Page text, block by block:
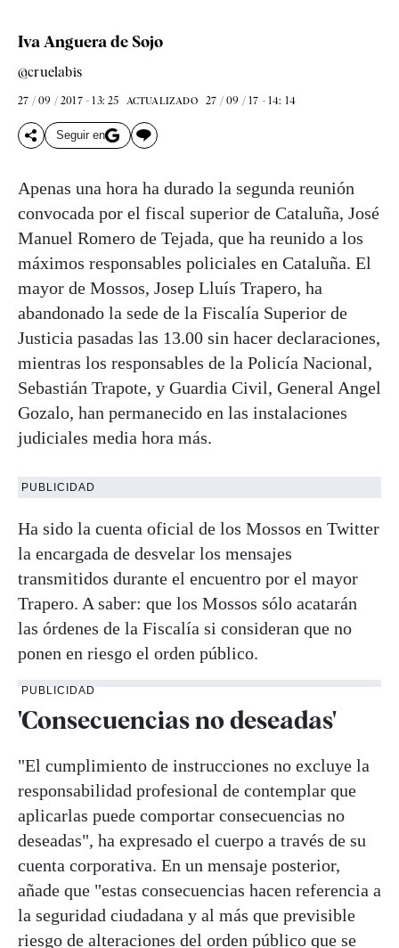
Iva Anguera de Sojo
@cruelabis
27 / 09 / 2017 - 13: 25 ACTUALIZADO 27 / 09 / 17 - 14: 14
Seguir en
Apenas una hora ha durado la segunda reunión
convocada por el fiscal superior de Cataluña, José
Manuel Romero de Tejada, que ha reunido a los
máximos responsables policiales en Cataluña. El
mayor de Mossos, Josep Lluís Trapero, ha
abandonado la sede de la Fiscalía Superior de
Justicia pasadas las 13.00 sin hacer declaraciones,
mientras los responsables de la Policía Nacional,
Sebastián Trapote, y Guardia Civil, General Angel
Gozalo, han permanecido en las instalaciones
judiciales media hora más.
PUBLICIDAD
Ha sido la cuenta oficial de los Mossos en Twitter
la encargada de desvelar los mensajes
transmitidos durante el encuentro por el mayor
Trapero. A saber: que los Mossos sólo acatarán
las órdenes de la Fiscalía si consideran que no
ponen en riesgo el orden público.
PUBLICIDAD
'Consecuencias no deseadas'
"El cumplimiento de instrucciones no excluye la
responsabilidad profesional de contemplar que
aplicarlas puede comportar consecuencias no
deseadas", ha expresado el cuerpo a través de su
cuenta corporativa. En un mensaje posterior,
añade que "estas consecuencias hacen referencia a
la seguridad ciudadana y al más que previsible
riesgo de alteraciones del orden público que se